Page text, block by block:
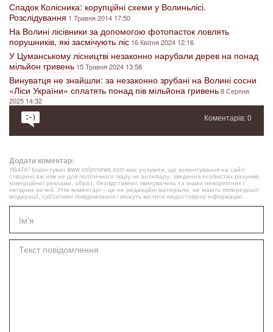
Спадок Колісника: корупційні схеми у Волиньлісі.
Розслідування 1 Травня 2014 17:50
На Волині лісівники за допомогою фотопасток ловлять
порушників, які засмічують ліс 16 Квітня 2024 12:16
У Цуманському лісництві незаконно нарубали дерев на понад
мільйон гривень 15 Травня 2024 13:58
Винуватця не знайшли: за незаконно зрубані на Волині сосни
«Ліси України» сплатять понад пів мільйона гривень8 Серпня
2025 14:32
Коментарів: 0
Додати коментар:
УВАГА! Користувач www.volynnews.com має розуміти, що коментування на сайті
створені аж ніяк не для політичного піару чи антипіару, зведення особистих рахунків,
комерційної реклами, образ, безпідставних звинувачень та інших некоректних і
негідних речей. Утім коментарі – це не редакційні матеріали, не мають попередньої
модерації, суб’єктивні повідомлення і можуть містити недостовірну інформацію.